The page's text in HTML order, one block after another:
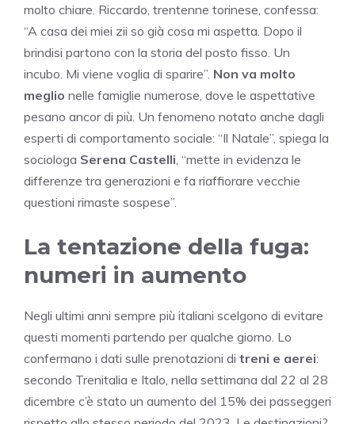
molto chiare. Riccardo, trentenne torinese, confessa:
“A casa dei miei zii so già cosa mi aspetta. Dopo il
brindisi partono con la storia del posto fisso. Un
incubo. Mi viene voglia di sparire”. Non va molto
meglio nelle famiglie numerose, dove le aspettative
pesano ancor di più. Un fenomeno notato anche dagli
esperti di comportamento sociale: “Il Natale”, spiega la
sociologa Serena Castelli , “mette in evidenza le
differenze tra generazioni e fa riaffiorare vecchie
questioni rimaste sospese”.
La tentazione della fuga:
numeri in aumento
Negli ultimi anni sempre più italiani scelgono di evitare
questi momenti partendo per qualche giorno. Lo
confermano i dati sulle prenotazioni di treni e aerei:
secondo Trenitalia e Italo, nella settimana dal 22 al 28
dicembre c’è stato un aumento del 15% dei passeggeri